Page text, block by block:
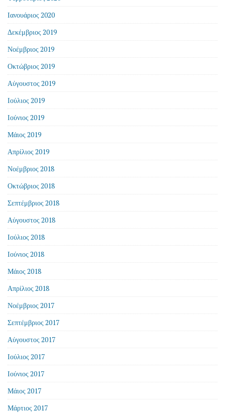
Ιανουάριος 2020
Δεκέμβριος 2019
Νοέμβριος 2019
Οκτώβριος 2019
Αύγουστος 2019
Ιούλιος 2019
Ιούνιος 2019
Μάιος 2019
Απρίλιος 2019
Νοέμβριος 2018
Οκτώβριος 2018
Σεπτέμβριος 2018
Αύγουστος 2018
Ιούλιος 2018
Ιούνιος 2018
Μάιος 2018
Απρίλιος 2018
Νοέμβριος 2017
Σεπτέμβριος 2017
Αύγουστος 2017
Ιούλιος 2017
Ιούνιος 2017
Μάιος 2017
Μάρτιος 2017